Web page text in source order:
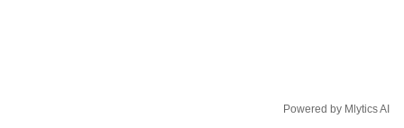
Powered by Mlytics AI